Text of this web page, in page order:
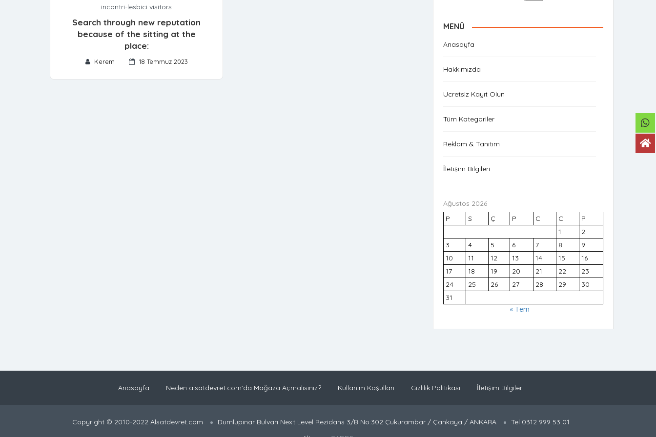
incontri-lesbici visitors
Search through new reputation
because of the sitting at the
place:
Kerem 18 Temmuz 2023
MENÜ
Anasayfa
Hakkımızda
Ücretsiz Kayıt Olun
Tüm Kategoriler
Reklam & Tanıtım
İletişim Bilgileri
Ağustos 2026
P
S Ç P C C
P
1
2
3
4 5 6 7 8
9
10
11 12 13 14 15
16
17
18 19 20 21 22
23
24
25 26 27 28 29
30
31
« Tem
Anasayfa Neden alsatdevret.com’da Mağaza Açmalısınız? Kullanım Koşulları Gizlilik Politikası İletişim Bilgileri
Copyright © 2010-2022 Alsatdevret.com Dumlupınar Bulvarı Next Level Rezidans 3/B No:302 Çukurambar / Çankaya / ANKARA
Tel 0312 999 53 01